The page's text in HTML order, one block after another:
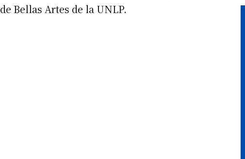
Bellas Artes de la UNLP.